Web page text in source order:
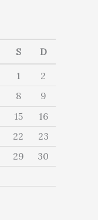
S D
1
2
8
9
15
16
22
23
29
30